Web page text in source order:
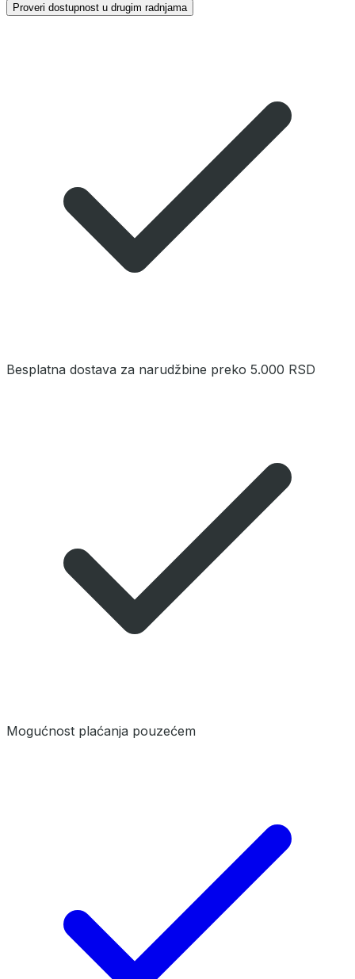
Proveri dostupnost u drugim radnjama
Besplatna dostava za narudžbine preko 5.000 RSD
Mogućnost plaćanja pouzećem